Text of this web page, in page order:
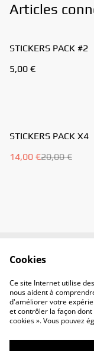
Articles
STICKERS PACK #2
5,00 €
%
STICKERS PACK X4
14,00 €20,00 €
Cookies
Ce site Internet utilise
nous aident à
d'améliorer votre
et contrôler la façon
cookies ». Vous pouvez